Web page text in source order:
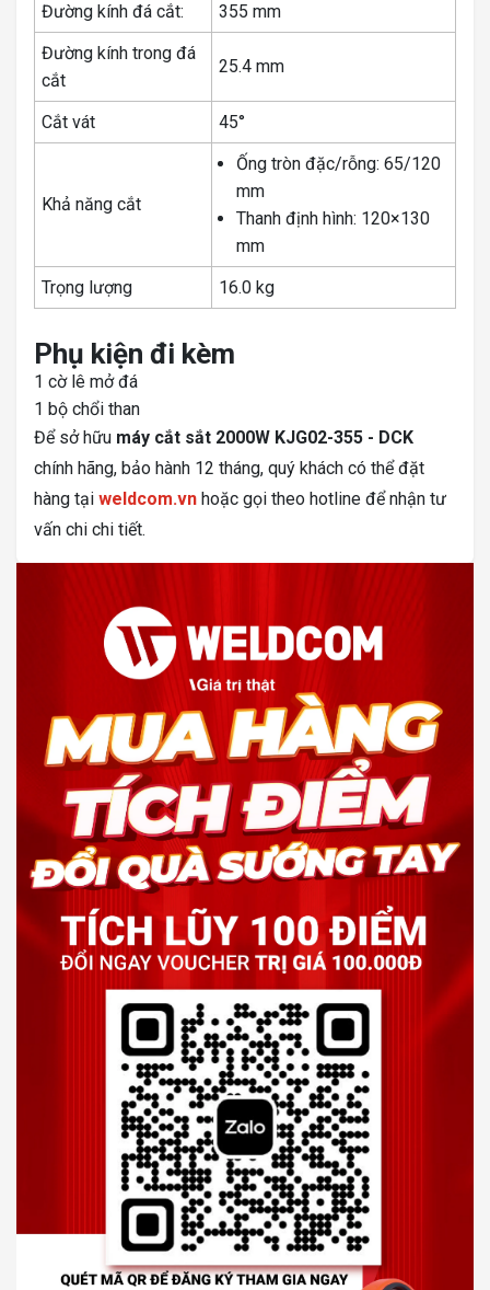
Đường kính đá cắt:
355 mm
Đường kính trong đá
cắt
25.4 mm
Cắt vát 45°
Khả năng cắt
Ống tròn đặc/rỗng: 65/120
mm
Thanh định hình: 120×130
mm
Trọng lượng
16.0 kg
Phụ kiện đi kèm
1 cờ lê mở đá
1 bộ chổi than
Để sở hữu máy cắt sắt 2000W KJG02-355 - DCK
chính hãng, bảo hành 12 tháng, quý khách có thể đặt
hàng tại weldcom.vn hoặc gọi theo hotline để nhận tư
vấn chi chi tiết.